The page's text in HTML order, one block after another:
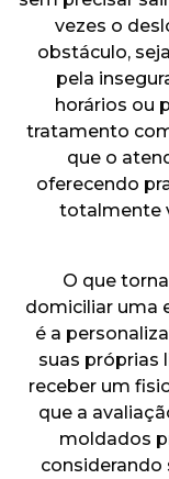
vezes o
obstáculo,
pela
horários ou
tratamento
que o
oferecendo
totalmente
O que
domiciliar uma
é a
suas próprias
receber um
que a
moldados
considerando